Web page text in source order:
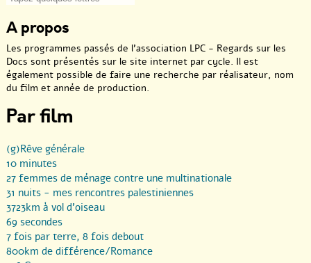
A propos
Les programmes passés de l’association LPC - Regards sur les
Docs sont présentés sur le site internet par cycle. Il est
également possible de faire une recherche par réalisateur, nom
du film et année de production.
Par film
(g)Rêve générale
10 minutes
27 femmes de ménage contre une multinationale
31 nuits - mes rencontres palestiniennes
3723km à vol d’oiseau
69 secondes
7 fois par terre, 8 fois debout
800km de différence/Romance